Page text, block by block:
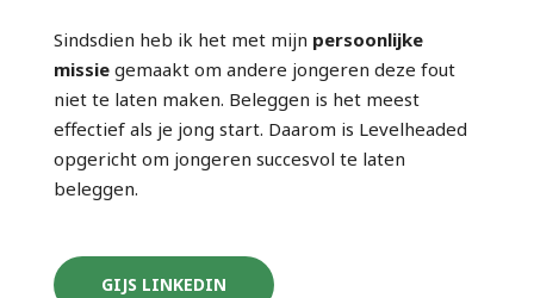
Sindsdien heb ik het met mijn persoonlijke
missie gemaakt om andere jongeren deze fout
niet te laten maken. Beleggen is het meest
effectief als je jong start. Daarom is Levelheaded
opgericht om jongeren succesvol te laten
beleggen.
GIJS LINKEDIN